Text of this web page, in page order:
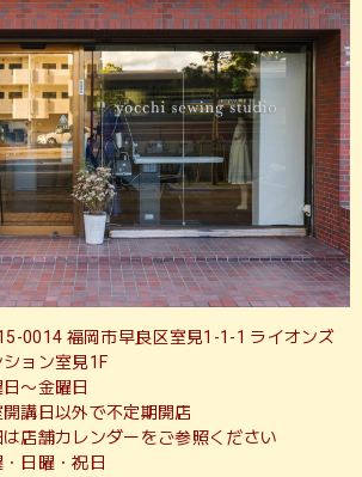
0014 福岡市早良区室見1-1-1 ライオンズ
ション室見1F
日〜金曜日
開講日以外で不定期開店
は店舗カレンダーをご参照ください
・日曜・祝日